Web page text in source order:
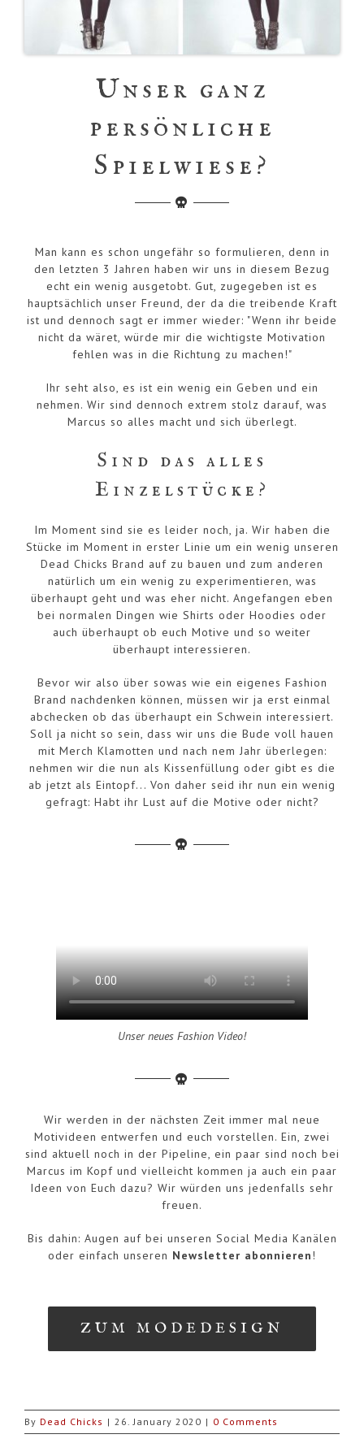
Unser ganz
persönliche
Spielwiese?
Man kann es schon ungefähr so formulieren, denn in
den letzten 3 Jahren haben wir uns in diesem Bezug
echt ein wenig ausgetobt. Gut, zugegeben ist es
hauptsächlich unser Freund, der da die treibende Kraft
ist und dennoch sagt er immer wieder: "Wenn ihr beide
nicht da wäret, würde mir die wichtigste Motivation
fehlen was in die Richtung zu machen!"
Ihr seht also, es ist ein wenig ein Geben und ein
nehmen. Wir sind dennoch extrem stolz darauf, was
Marcus so alles macht und sich überlegt.
Sind das alles
Einzelstücke?
Im Moment sind sie es leider noch, ja. Wir haben die
Stücke im Moment in erster Linie um ein wenig unseren
Dead Chicks Brand auf zu bauen und zum anderen
natürlich um ein wenig zu experimentieren, was
überhaupt geht und was eher nicht. Angefangen eben
bei normalen Dingen wie Shirts oder Hoodies oder
auch überhaupt ob euch Motive und so weiter
überhaupt interessieren.
Bevor wir also über sowas wie ein eigenes Fashion
Brand nachdenken können, müssen wir ja erst einmal
abchecken ob das überhaupt ein Schwein interessiert.
Soll ja nicht so sein, dass wir uns die Bude voll hauen
mit Merch Klamotten und nach nem Jahr überlegen:
nehmen wir die nun als Kissenfüllung oder gibt es die
ab jetzt als Eintopf... Von daher seid ihr nun ein wenig
gefragt: Habt ihr Lust auf die Motive oder nicht?
Unser neues Fashion Video!
Wir werden in der nächsten Zeit immer mal neue
Motivideen entwerfen und euch vorstellen. Ein, zwei
sind aktuell noch in der Pipeline, ein paar sind noch bei
Marcus im Kopf und vielleicht kommen ja auch ein paar
Ideen von Euch dazu? Wir würden uns jedenfalls sehr
freuen.
Bis dahin: Augen auf bei unseren Social Media Kanälen
oder einfach unseren Newsletter abonnieren!
ZUM MODEDESIGN
By Dead Chicks | 26. January 2020 | 0 Comments